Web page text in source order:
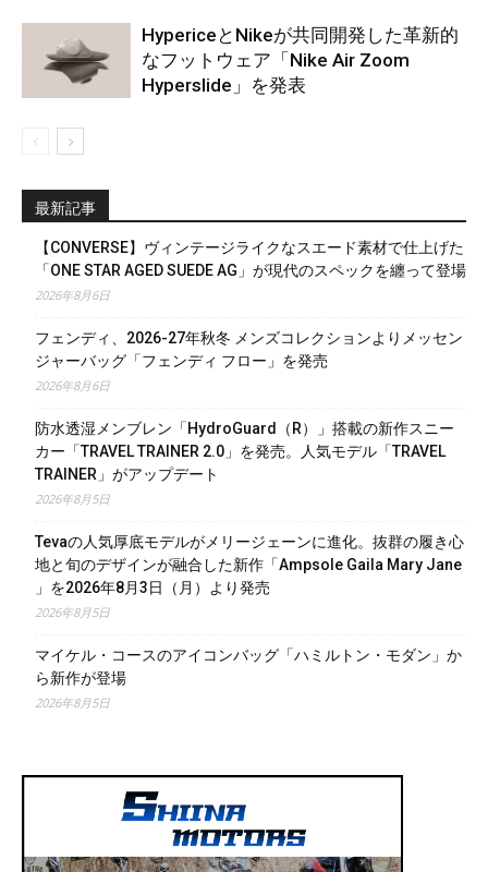
HypericeとNikeが共同開発した革新的
なフットウェア「Nike Air Zoom
Hyperslide」を発表
最新記事
【CONVERSE】ヴィンテージライクなスエード素材で仕上げた
「ONE STAR AGED SUEDE AG」が現代のスペックを纏って登場
2026年8月6日
フェンディ、2026-27年秋冬 メンズコレクションよりメッセン
ジャーバッグ「フェンディ フロー」を発売
2026年8月6日
防水透湿メンブレン「HydroGuard（R）」搭載の新作スニー
カー「TRAVEL TRAINER 2.0」を発売。人気モデル「TRAVEL
TRAINER」がアップデート
2026年8月5日
Tevaの人気厚底モデルがメリージェーンに進化。抜群の履き心
地と旬のデザインが融合した新作「Ampsole Gaila Mary Jane
」を2026年8月3日（月）より発売
2026年8月5日
マイケル・コースのアイコンバッグ「ハミルトン・モダン」か
ら新作が登場
2026年8月5日